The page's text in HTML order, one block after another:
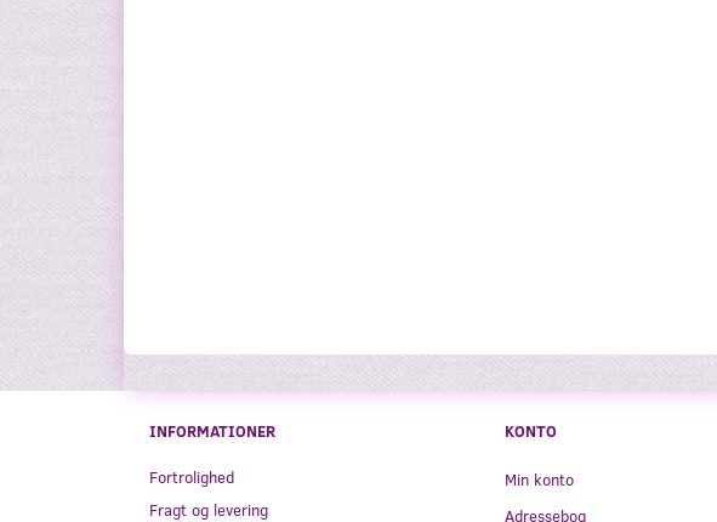
INFORMATIONER
Fortrolighed
Fragt og levering
KONTO
Min konto
Adressebog